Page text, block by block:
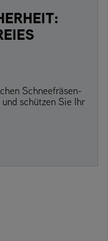
Schneefräsen-
schützen Sie Ihr